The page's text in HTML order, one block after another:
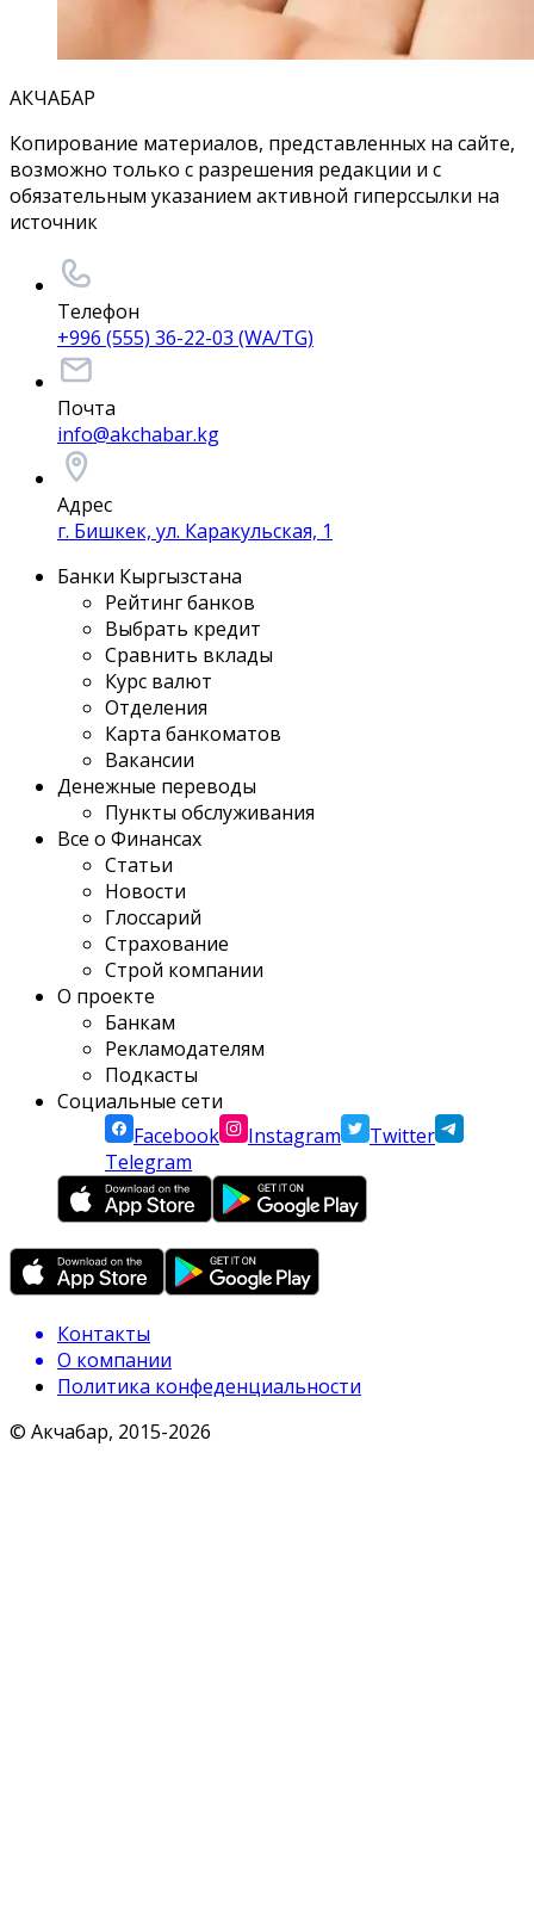
АКЧАБАР
Копирование материалов, представленных на сайте,
возможно только с разрешения редакции и с
обязательным указанием активной гиперссылки на
источник
Телефон
+996 (555) 36-22-03 (WA/TG)
Почта
info@akchabar.kg
Адрес
г. Бишкек, ул. Каракульская, 1
Банки Кыргызстана
Рейтинг банков
Выбрать кредит
Сравнить вклады
Курс валют
Отделения
Карта банкоматов
Вакансии
Денежные переводы
Пункты обслуживания
Все о Финансах
Статьи
Новости
Глоссарий
Страхование
Строй компании
О проекте
Банкам
Рекламодателям
Подкасты
Социальные сети
Facebook
Instagram
Twitter
Telegram
Контакты
О компании
Политика конфеденциальности
© Акчабар, 2015-2026